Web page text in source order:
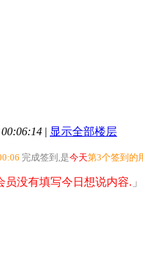
| 显示全部楼层
完成签到,是今天第3个签到的
员没有填写今日想说内容.